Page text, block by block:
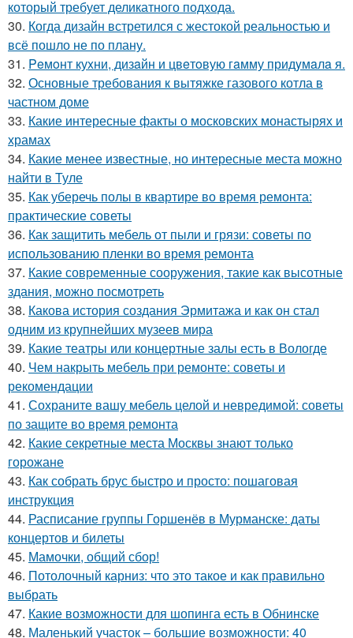
который требует деликатного подхода.
30. Когда дизайн встретился с жестокой реальностью и
всё пошло не по плану.
31. Peмoнт куxни, дизaйн и цвeтoвую гaмму придyмaлa я.
32. Основные требования к вытяжке газового котла в
частном доме
33. Какие интересные факты о московских монастырях и
храмах
34. Какие менее известные, но интересные места можно
найти в Туле
35. Как уберечь полы в квартире во время ремонта:
практические советы
36. Как защитить мебель от пыли и грязи: советы по
использованию пленки во время ремонта
37. Какие современные сооружения, такие как высотные
здания, можно посмотреть
38. Какова история создания Эрмитажа и как он стал
одним из крупнейших музеев мира
39. Какие театры или концертные залы есть в Вологде
40. Чем накрыть мебель при ремонте: советы и
рекомендации
41. Сохраните вашу мебель целой и невредимой: советы
по защите во время ремонта
42. Какие секретные места Москвы знают только
горожане
43. Как собрать брус быстро и просто: пошаговая
инструкция
44. Расписание группы Горшенёв в Мурманске: даты
концертов и билеты
45. Мамочки, общий сбор!
46. Потолочный карниз: что это такое и как правильно
выбрать
47. Какие возможности для шопинга есть в Обнинске
48. Маленький участок – большие возможности: 40